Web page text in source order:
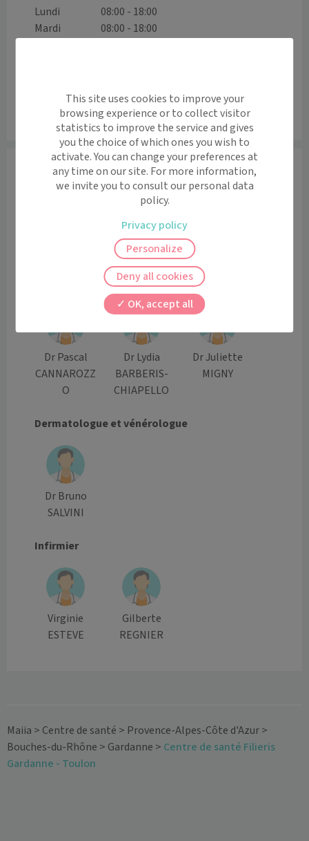
Lundi
08:00 - 18:00
Mardi
08:00 - 18:00
Samedi
08:00 - 12:00
04 42 65 46 09
Praticiens
Médecin généraliste
Dr Amel
KHALED
Dr Christine
DELRUE
Dr Pascal
CANNAROZZ
O
Dr Lydia
BARBERIS-
CHIAPELLO
Dr Juliette
MIGNY
Dermatologue et vénérologue
Dr Bruno
SALVINI
Infirmier
Virginie
ESTEVE
Gilberte
REGNIER
Maiia > Centre de santé > Provence-Alpes-Côte d'Azur>
Bouches-du-Rhône > Gardanne > Centre de santé Filieris
Gardanne - Toulon
This site uses cookies to improve your
browsing experience or to collect visitor
statistics to improve the service and gives
you the choice of which ones you wish to
activate. You can change your preferences at
any time on our site. For more information,
we invite you to consult our personal data
policy.
OK, accept all
Deny all cookies
Personalize
Privacy policy